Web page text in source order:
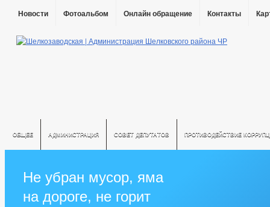
Новости Фотоальбом Онлайн обращение Контакты
ОБЩЕЕ АДМИНИСТРАЦИЯ СОВЕТ ДЕПУТАТОВ ПРОТИВОДЕЙСТВИЕ
Не убран мусор, яма
на дороге, не горит